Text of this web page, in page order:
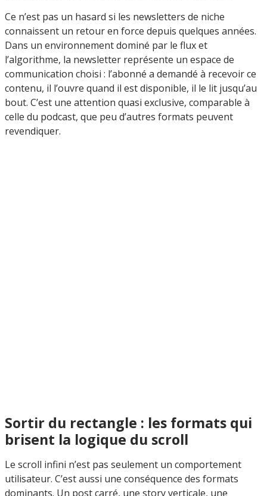
Ce n’est pas un hasard si les newsletters de niche
connaissent un retour en force depuis quelques années.
Dans un environnement dominé par le flux et
l’algorithme, la newsletter représente un espace de
communication choisi : l’abonné a demandé à recevoir ce
contenu, il l’ouvre quand il est disponible, il le lit jusqu’au
bout. C’est une attention quasi exclusive, comparable à
celle du podcast, que peu d’autres formats peuvent
revendiquer.
Sortir du rectangle : les formats qui
brisent la logique du scroll
Le scroll infini n’est pas seulement un comportement
utilisateur. C’est aussi une conséquence des formats
dominants. Un post carré, une story verticale, une